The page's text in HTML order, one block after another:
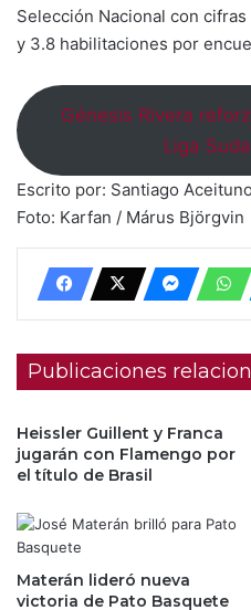
Selección Nacional con
y 3.8 habilitaciones por
Génesis Rivera
Liga
Escrito por: Santiago
Foto: Karfan / Márus Björgvin
Publicaciones
Heissler Guillent y Franca
jugarán con Flamengo por
el título de Brasil
Materán lideró nueva
victoria de Pato Basquete